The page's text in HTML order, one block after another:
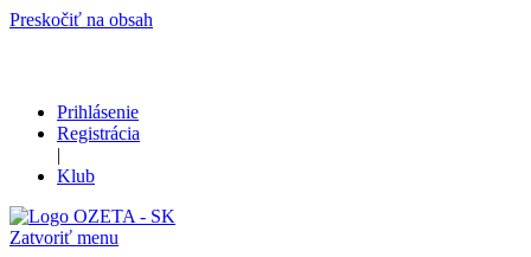
Preskočiť na obsah
Prihlásenie
Registrácia
|
Klub
Zatvoriť menu